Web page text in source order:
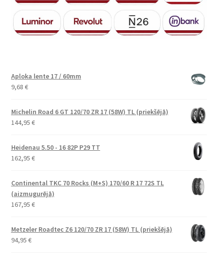
Aploka lente 17 / 60mm
9,68 €
Michelin Road 6 GT 120/70 ZR 17 (58W) TL (priekšējā)
144,95 €
Heidenau 5.50 - 16 82P P29 TT
162,95 €
Continental TKC 70 Rocks (M+S) 170/60 R 17 72S TL
(aizmugurējā)
167,95 €
Metzeler Roadtec Z6 120/70 ZR 17 (58W) TL (priekšējā)
94,95 €